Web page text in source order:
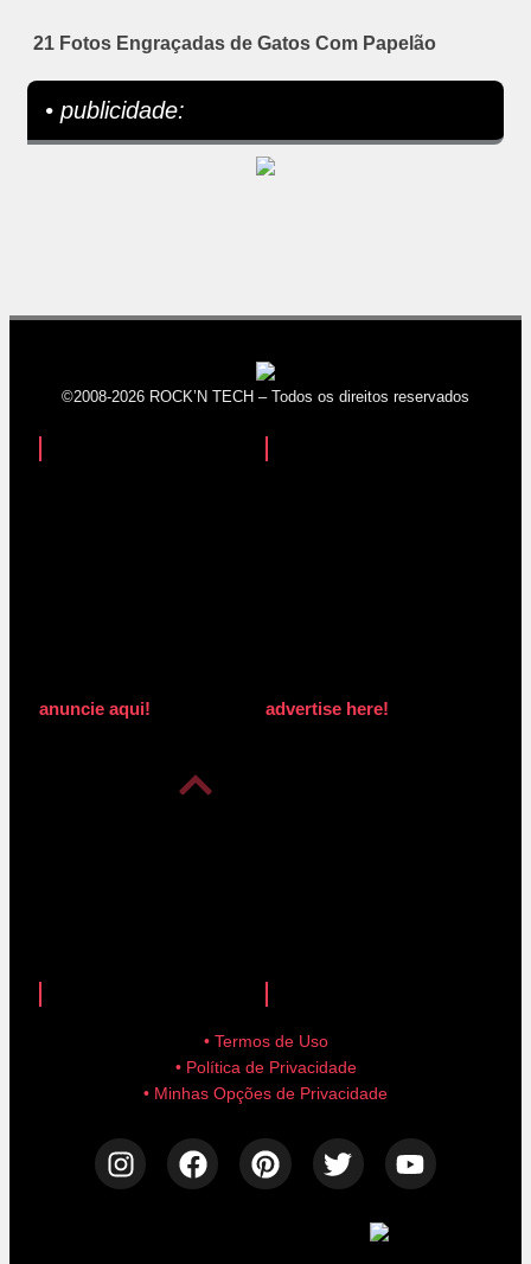
21 Fotos Engraçadas de Gatos Com Papelão
• publicidade:
©2008-2026 ROCK’N TECH – Todos os direitos reservados
anuncie aqui! advertise here!
• Termos de Uso
• Política de Privacidade
• Minhas Opções de Privacidade